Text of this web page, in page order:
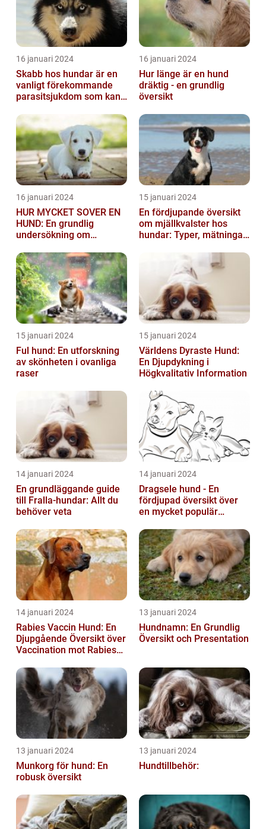
16 januari 2024
Skabb hos hundar är en
vanligt förekommande
parasitsjukdom som kan
och smittsa...
16 januari 2024
Hur länge är en hund
dräktig - en grundlig
översikt
16 januari 2024
HUR MYCKET SOVER EN
HUND: En grundlig
undersökning om
15 januari 2024
En fördjupande översikt
om mjällkvalster hos
hundar: Typer, mätningar
15 januari 2024
Ful hund: En utforskning
av skönheten i ovanliga
raser
15 januari 2024
Världens Dyraste Hund:
En Djupdykning i
Högkvalitativ Information
14 januari 2024
En grundläggande guide
till Fralla-hundar: Allt du
behöver veta
14 januari 2024
Dragsele hund - En
fördjupad översikt över
en mycket populär
14 januari 2024
Rabies Vaccin Hund: En
Djupgående Översikt över
Vaccination mot Rabies
13 januari 2024
Hundnamn: En Grundlig
Översikt och Presentation
13 januari 2024
Munkorg för hund: En
robusk översikt
13 januari 2024
Hundtillbehör: